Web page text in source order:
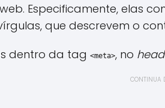
Especificamente, elas
que descrevem o
dentro da tag <meta>, no head
CONTINUA